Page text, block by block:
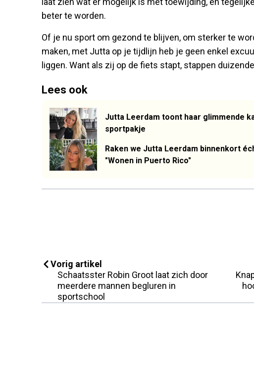
beter te worden.
Of je nu sport om gezond te blijven, om sterker te
maken, met Jutta op je tijdlijn heb je geen enkel
liggen. Want als zij op de fiets stapt, stappen
Lees ook
Jutta Leerdam toont haar glimmende
sportpakje
Raken we Jutta Leerdam binnenkort
"Wonen in Puerto Rico"
Vorig artikel
Schaatsster Robin Groot laat zich door
meerdere mannen begluren in
sportschool